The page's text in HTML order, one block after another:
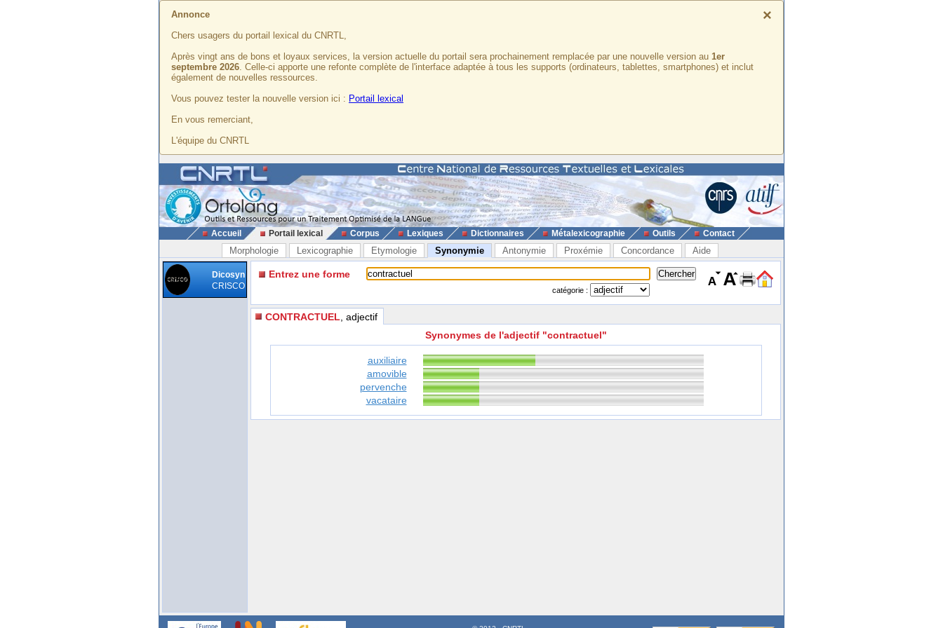
×
Annonce
Chers usagers du portail lexical du CNRTL,
Après vingt ans de bons et loyaux services, la version actuelle du portail sera prochainement remplacée par une nouvelle version au 1er
septembre 2026. Celle-ci apporte une refonte complète de l'interface adaptée à tous les supports (ordinateurs, tablettes, smartphones) et inclut
également de nouvelles ressources.
Vous pouvez tester la nouvelle version ici : Portail lexical
En vous remerciant,
L'équipe du CNRTL
Accueil Portail lexical Corpus Lexiques Dictionnaires Métalexicographie Outils Contact
Morphologie Lexicographie Etymologie Synonymie Antonymie Proxémie Concordance Aide
Dicosyn
CRISCO
Entrez une forme
catégorie :
CONTRACTUEL , adjectif
Synonymes de l'adjectif "contractuel"
auxiliaire
amovible
pervenche
vacataire